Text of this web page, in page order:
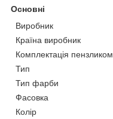
Основні
Виробник
Країна виробник
Комплектація пензликом
Тип
Тип фарби
Фасовка
Колір